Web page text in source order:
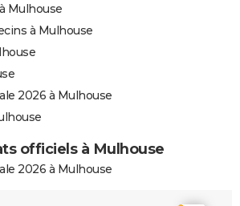
Mulhouse
à Mulhouse
2026 à Mulhouse
officiels à Mulhouse
2026 à Mulhouse